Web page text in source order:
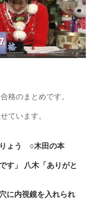
格のまとめです。
ています。
ょう ○木田の本
す」 八木「ありがと
に内視鏡を入れられ